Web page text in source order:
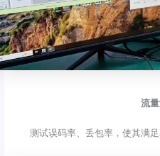
流
测试误码率、丢包率，使其满